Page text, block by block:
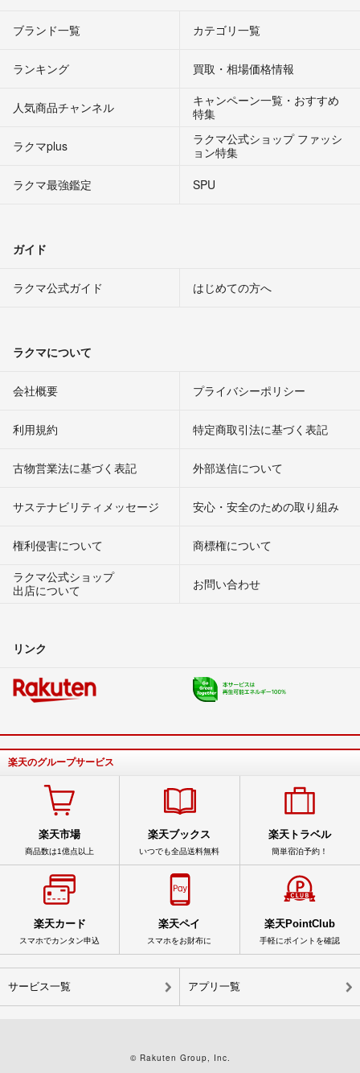
ブランド一覧 カテゴリ一覧
ランキング 買取・相場価格情報
人気商品チャンネル
キャンペーン一覧・おすすめ
特集
ラクマplus
ラクマ公式ショップ ファッシ
ョン特集
ラクマ最強鑑定
SPU
ガイド
ラクマ公式ガイド はじめての方へ
ラクマについて
会社概要 プライバシーポリシー
利用規約 特定商取引法に基づく表記
古物営業法に基づく表記 外部送信について
サステナビリティメッセージ 安心・安全のための取り組み
権利侵害について
商標権について
ラクマ公式ショップ
出店について
お問い合わせ
リンク
楽天のグループサービス
楽天市場
商品数は1億点以上
楽天ブックス
いつでも全品送料無料
楽天トラベル
簡単宿泊予約！
楽天カード
スマホでカンタン申込
楽天ペイ
スマホをお財布に
楽天PointClub
手軽にポイントを確認
サービス一覧 アプリ一覧
© Rakuten Group, Inc.